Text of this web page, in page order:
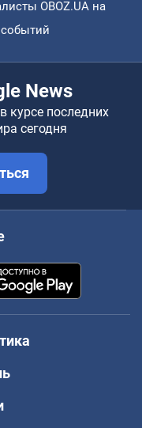
OBOZ.UA на
News
курсе последних
сегодня